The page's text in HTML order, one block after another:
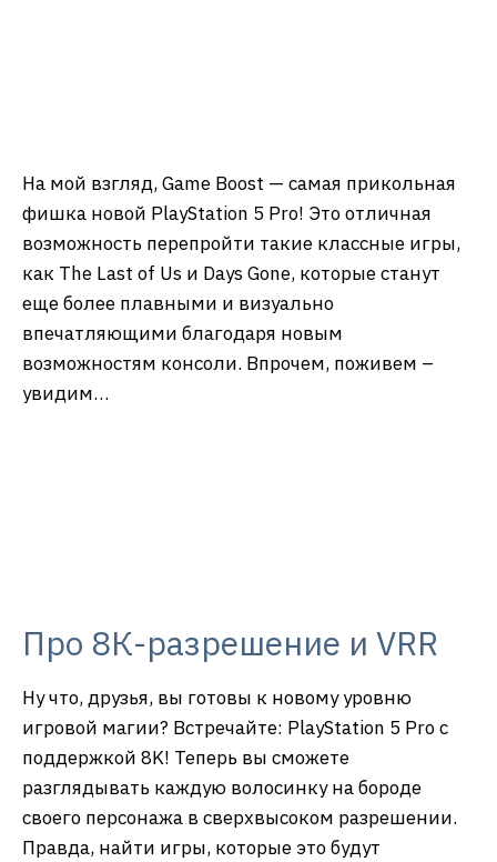
визуальные эффекты, такие как повышение
разрешения или улучшение частоты кадров.
как The Last of Us и Days Gone, которые станут
впечатляющими благодаря новым
возможностям консоли. Впрочем, поживем –
увидим…